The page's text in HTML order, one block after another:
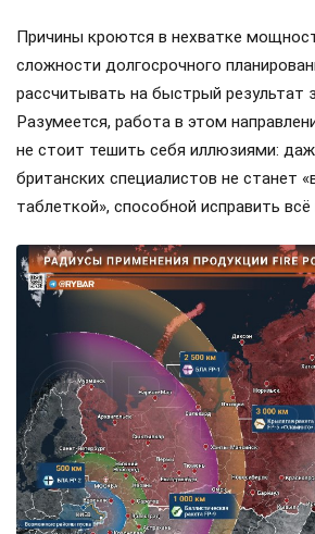
Причины кроются в нехватке
сложности долгосрочного
рассчитывать на быстрый результат
Разумеется, работа в этом
не стоит тешить себя иллюзиями:
британских специалистов не станет
таблеткой», способной исправить